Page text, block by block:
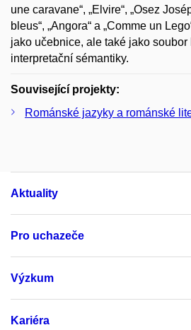
une caravane“, „Elvire“, „Osez
bleus“, „Angora“ a „Comme un
jako učebnice, ale také jako
interpretační sémantiky.
Související projekty:
Románské jazyky a románské
Aktuality
Pro uchazeče
Výzkum
Kariéra